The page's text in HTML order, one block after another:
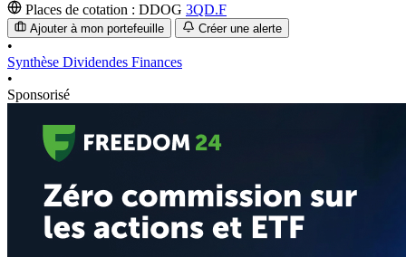
Places de cotation : DDOG 3QD.F
Ajouter à mon portefeuille Créer une alerte
•
Synthèse Dividendes Finances
•
Sponsorisé